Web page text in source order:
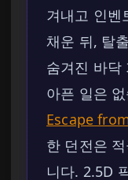
겨내고 인벤
채운 뒤, 탈
숨겨진 바닥
아픈 일은
Escape
한 던전은
니다. 2.5D